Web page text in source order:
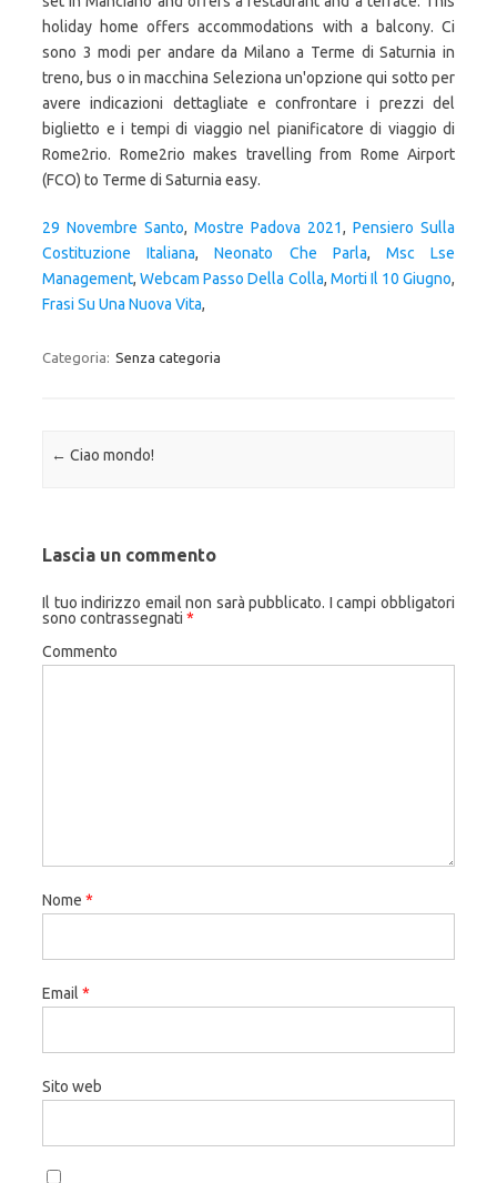
holiday home offers accommodations with a balcony. Ci
sono 3 modi per andare da Milano a Terme di Saturnia in
treno, bus o in macchina Seleziona un'opzione qui sotto per
avere indicazioni dettagliate e confrontare i prezzi del
biglietto e i tempi di viaggio nel pianificatore di viaggio di
Rome2rio. Rome2rio makes travelling from Rome Airport
(FCO) to Terme di Saturnia easy.
29 Novembre Santo, Mostre Padova 2021, Pensiero Sulla
Costituzione Italiana,Neonato Che Parla, Msc Lse
Management,Webcam Passo Della Colla, Morti Il 10 Giugno,
Frasi Su Una Nuova Vita,
Categoria: Senza categoria
Navigazione articolo
← Ciao mondo!
Lascia un commento
Il tuo indirizzo email non sarà pubblicato. I campi obbligatori
sono contrassegnati *
Commento
Nome *
Email *
Sito web